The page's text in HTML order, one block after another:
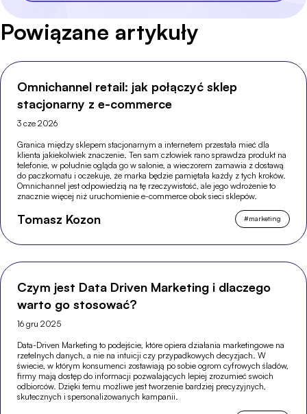
Powiązane artykuły
Omnichannel retail: jak połączyć sklep
stacjonarny z e-commerce
3 cze 2026
Granica między sklepem stacjonarnym a internetem przestała mieć dla
klienta jakiekolwiek znaczenie. Ten sam człowiek rano sprawdza produkt na
telefonie, w południe ogląda go w salonie, a wieczorem zamawia z dostawą
do paczkomatu i oczekuje, że marka będzie pamiętała każdy z tych kroków.
Omnichannel jest odpowiedzią na tę rzeczywistość, ale jego wdrożenie to
znacznie więcej niż uruchomienie e-commerce obok sieci sklepów.
Tomasz Kozon #marketing
Czym jest Data Driven Marketing i dlaczego
warto go stosować?
16 gru 2025
Data-Driven Marketing to podejście, które opiera działania marketingowe na
rzetelnych danych, a nie na intuicji czy przypadkowych decyzjach. W
świecie, w którym konsumenci zostawiają po sobie ogrom cyfrowych śladów,
firmy mają dostęp do informacji pozwalających lepiej zrozumieć swoich
odbiorców. Dzięki temu możliwe jest tworzenie bardziej precyzyjnych,
skutecznych i spersonalizowanych kampanii.